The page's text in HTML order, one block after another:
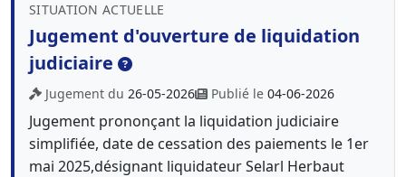
SITUATION ACTUELLE
Jugement d'ouverture de liquidation
judiciaire
Jugement du 26-05-2026 Publié le 04-06-2026
Jugement prononçant la liquidation judiciaire
simplifiée, date de cessation des paiements le 1er
mai 2025,désignant liquidateur Selarl Herbaut